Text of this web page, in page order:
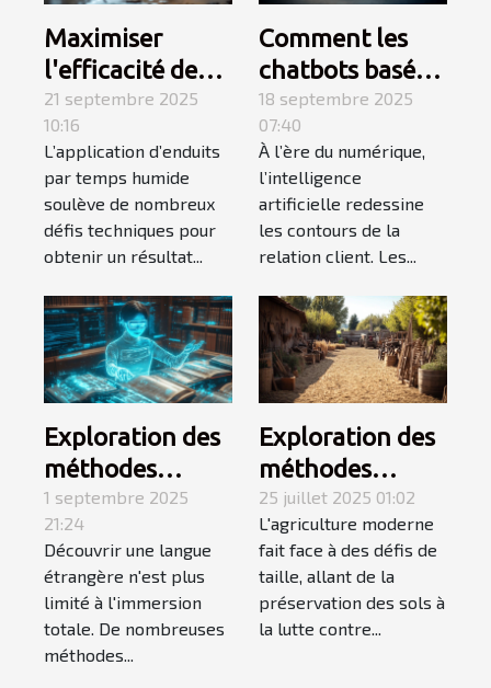
Maximiser
l'efficacité des
enduits par
temps humide :
stratégies et
conseils
21 septembre 2025
10:16
L’application d’enduits
par temps humide
soulève de nombreux
défis techniques pour
obtenir un résultat...
Comment les
chatbots basés
sur l'IA
transforment-ils
le service client
?
18 septembre 2025
07:40
À l’ère du numérique,
l’intelligence
artificielle redessine
les contours de la
relation client. Les...
Exploration des
méthodes
alternatives à
l'immersion
pour
l'apprentissage
des langues
1 septembre 2025
21:24
Découvrir une langue
étrangère n'est plus
limité à l'immersion
totale. De nombreuses
méthodes...
Exploration des
méthodes
ancestrales dans
l'agriculture
moderne
25 juillet 2025 01:02
L'agriculture moderne
fait face à des défis de
taille, allant de la
préservation des sols à
la lutte contre...